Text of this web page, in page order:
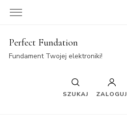
Perfect Fundation
Fundament Twojej elektroniki!
SZUKAJ ZALOGUJ